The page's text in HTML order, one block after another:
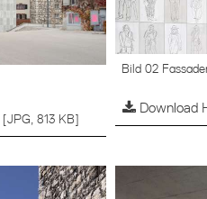
[JPG, 813 KB]
Bild 02
Download